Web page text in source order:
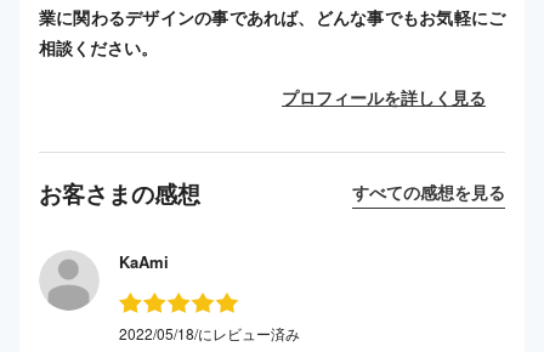
業に関わるデザインの事であれば、どんな事でもお気軽にご
相談ください。
プロフィールを詳しく見る
お客さまの感想 すべての感想を見る
KaAmi
2022/05/18/にレビュー済み